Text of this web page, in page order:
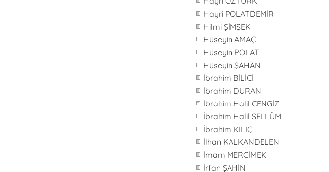
Hayri POLATDEMİR
Hilmi ŞİMŞEK
Hüseyin AMAÇ
Hüseyin POLAT
Hüseyin ŞAHAN
İbrahim BİLİCİ
İbrahim DURAN
İbrahim Halil CENGİZ
İbrahim Halil SELLÜM
İbrahim KILIÇ
İlhan KALKANDELEN
İmam MERCİMEK
İrfan ŞAHİN